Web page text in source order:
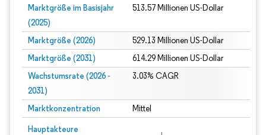
Marktgröße im Basisjahr
(2025)
513.57 Millionen US-Dollar
Marktgröße (2026) 529.13 Millionen US-Dollar
Marktgröße (2031) 614.29 Millionen US-Dollar
Wachstumsrate (2026 -
2031)
3.03% CAGR
Marktkonzentration Mittel
Hauptakteure
Bild © Mordor Intelligence. Wiederverwendung erfordert Namensnennung